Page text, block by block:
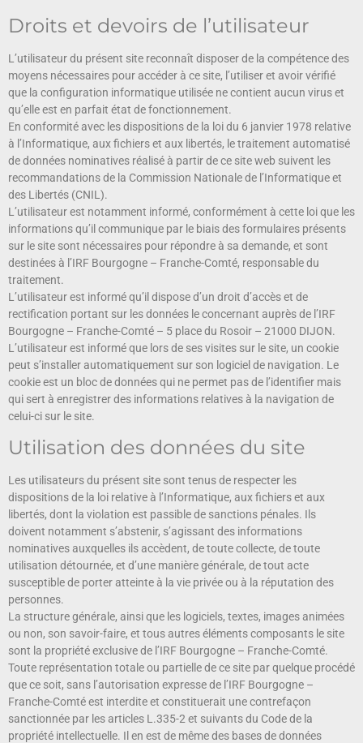
Droits et devoirs de l’utilisateur
L’utilisateur du présent site reconnaît disposer de la compétence des
moyens nécessaires pour accéder à ce site, l’utiliser et avoir vérifié
que la configuration informatique utilisée ne contient aucun virus et
qu’elle est en parfait état de fonctionnement.
En conformité avec les dispositions de la loi du 6 janvier 1978 relative
à l’Informatique, aux fichiers et aux libertés, le traitement automatisé
de données nominatives réalisé à partir de ce site web suivent les
recommandations de la Commission Nationale de l’Informatique et
des Libertés (CNIL).
L’utilisateur est notamment informé, conformément à cette loi que les
informations qu’il communique par le biais des formulaires présents
sur le site sont nécessaires pour répondre à sa demande, et sont
destinées à l’IRF Bourgogne – Franche-Comté, responsable du
traitement.
L’utilisateur est informé qu’il dispose d’un droit d’accès et de
rectification portant sur les données le concernant auprès de l’IRF
Bourgogne – Franche-Comté – 5 place du Rosoir – 21000 DIJON.
L’utilisateur est informé que lors de ses visites sur le site, un cookie
peut s’installer automatiquement sur son logiciel de navigation. Le
cookie est un bloc de données qui ne permet pas de l’identifier mais
qui sert à enregistrer des informations relatives à la navigation de
celui-ci sur le site.
Utilisation des données du site
Les utilisateurs du présent site sont tenus de respecter les
dispositions de la loi relative à l’Informatique, aux fichiers et aux
libertés, dont la violation est passible de sanctions pénales. Ils
doivent notamment s’abstenir, s’agissant des informations
nominatives auxquelles ils accèdent, de toute collecte, de toute
utilisation détournée, et d’une manière générale, de tout acte
susceptible de porter atteinte à la vie privée ou à la réputation des
personnes.
La structure générale, ainsi que les logiciels, textes, images animées
ou non, son savoir-faire, et tous autres éléments composants le site
sont la propriété exclusive de l’IRF Bourgogne – Franche-Comté.
Toute représentation totale ou partielle de ce site par quelque procédé
que ce soit, sans l’autorisation expresse de l’IRF Bourgogne –
Franche-Comté est interdite et constituerait une contrefaçon
sanctionnée par les articles L.335-2 et suivants du Code de la
propriété intellectuelle. Il en est de même des bases de données